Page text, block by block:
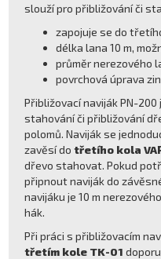
slouží pro přibližování či
zapojuje se do
délka lana 10 m,
průměr nerezového
povrchová úprava
Přibližovací naviják PN-
stahování či přibližování
polomů. Naviják se
zavěsí dotřetího kola
dřevo stahovat. Pokud
připnout naviják do
navijáku je 10 m
hák.
Při práci s přibližovacím
třetím kole TK-01